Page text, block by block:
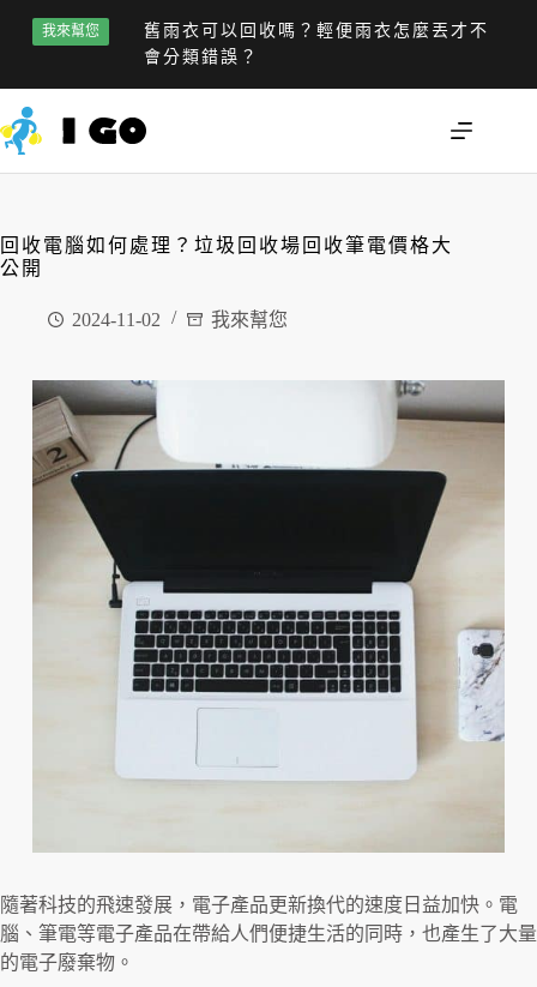
我來幫您
舊雨衣可以回收嗎？輕便雨衣怎麼丟才不
會分類錯誤？
回收電腦如何處理？垃圾回收場回收筆電價格大
公開
2024-11-02 我來幫您
隨著科技的飛速發展，電子產品更新換代的速度日益加快。電
腦、筆電等電子產品在帶給人們便捷生活的同時，也產生了大量
的電子廢棄物。